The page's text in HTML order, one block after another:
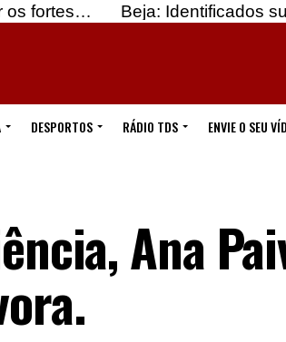
Beja: Identificados suspeitos de
DESPORTOS RÁDIO TDS ENVIE O SEU
Ana